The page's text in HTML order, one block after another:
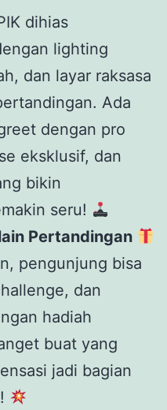
dihias
lighting
dan layar raksasa
Ada
dengan pro
eksklusif, dan
bikin
seru!
Pertandingan
pengunjung bisa
dan
hadiah
buat yang
jadi bagian